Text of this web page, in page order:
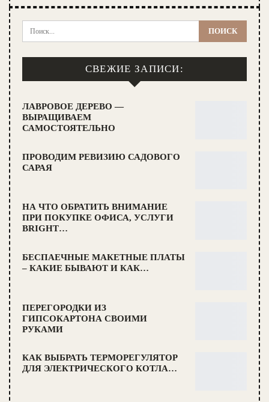
СВЕЖИЕ ЗАПИСИ:
ЛАВРОВОЕ ДЕРЕВО —
ВЫРАЩИВАЕМ
САМОСТОЯТЕЛЬНО
ПРОВОДИМ РЕВИЗИЮ САДОВОГО
САРАЯ
НА ЧТО ОБРАТИТЬ ВНИМАНИЕ
ПРИ ПОКУПКЕ ОФИСА, УСЛУГИ
BRIGHT…
БЕСПАЕЧНЫЕ МАКЕТНЫЕ ПЛАТЫ
– КАКИЕ БЫВАЮТ И КАК…
ПЕРЕГОРОДКИ ИЗ
ГИПСОКАРТОНА СВОИМИ
РУКАМИ
КАК ВЫБРАТЬ ТЕРМОРЕГУЛЯТОР
ДЛЯ ЭЛЕКТРИЧЕСКОГО КОТЛА…